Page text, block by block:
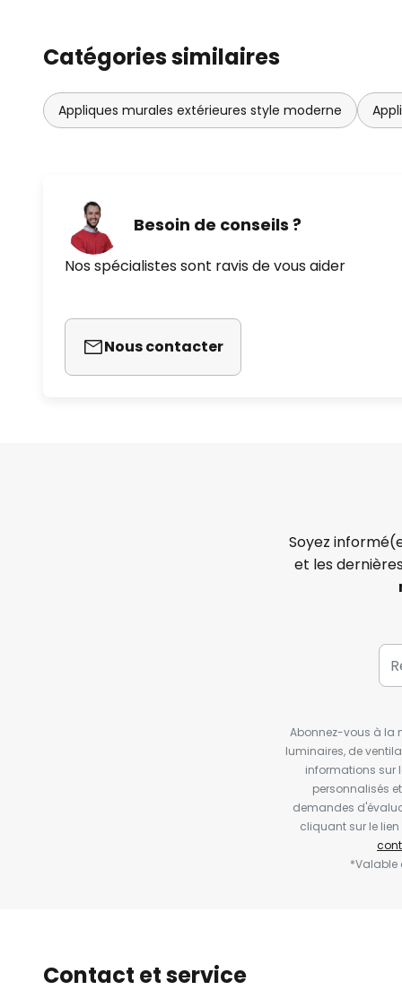
Catégories similaires
Appliques murales extérieures style moderne
Besoin de conseils ?
Nos spécialistes sont ravis de vous aider
Nous contacter
Soyez
et les
Abonnez-vous à la
luminaires, de
informations sur
personnalisés
demandes
cliquant sur le
*Valable
Contact et service